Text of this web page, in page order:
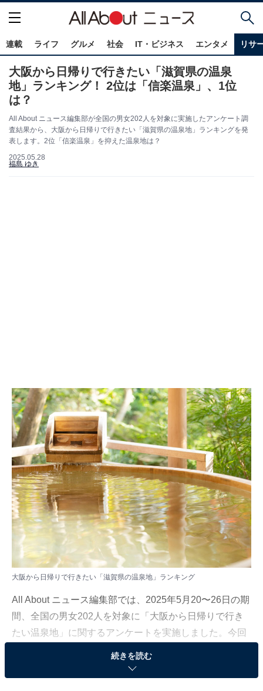
連載 ライフ グルメ 社会 IT・ビジネス エンタメ リサ
大阪から日帰りで行きたい「滋賀県の温泉
地」ランキング！ 2位は「信楽温泉」、1位
は？
All About ニュース編集部が全国の男女202人を対象に実施したアンケート調
査結果から、大阪から日帰りで行きたい「滋賀県の温泉地」ランキングを発
表します。2位「信楽温泉」を抑えた温泉地は？
2025.05.28
福島 ゆき
大阪から日帰りで行きたい「滋賀県の温泉地」ランキング
All About ニュース編集部では、2025年5月20〜26日の期
間、全国の男女202人を対象に「大阪から日帰りで行き
たい温泉地」に関するアンケートを実施しました。今回
はその中から、大阪から日帰りで行きたい「滋賀県の温
泉地」ランキングの結果をご紹介します。
続きを読む